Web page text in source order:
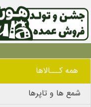
همه کـــالاها
شمع ها و تاپرها